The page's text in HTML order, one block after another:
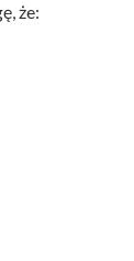
że: